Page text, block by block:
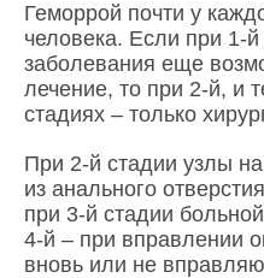
Геморрой почти у
человека. Если при 1-й
заболевания еще
лечение, то при 2-й, и
стадиях – только
При 2-й стадии узлы
из анального
при 3-й стадии
4-й – при вправлении
вновь или не